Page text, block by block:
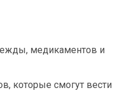
медикаментов и
которые смогут вести